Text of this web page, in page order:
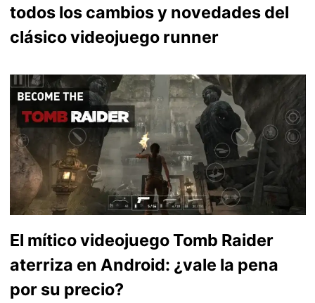
todos los cambios y novedades del
clásico videojuego runner
El mítico videojuego Tomb Raider
aterriza en Android: ¿vale la pena
por su precio?